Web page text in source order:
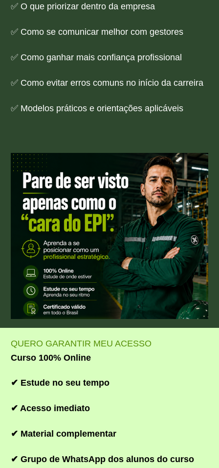
✅ O que priorizar dentro da empresa
✅ Como se comunicar melhor com gestores
✅ Como ganhar mais confiança profissional
✅ Como evitar erros comuns no início da carreira
✅ Modelos práticos e orientações aplicáveis
QUERO GARANTIR MEU ACESSO
Curso 100% Online
✔ Estude no seu tempo
✔ Acesso imediato
✔ Material complementar
✔ Grupo de WhatsApp dos alunos do curso